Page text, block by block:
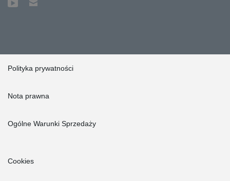
Polityka prywatności
Nota prawna
Ogólne Warunki Sprzedaży
Cookies